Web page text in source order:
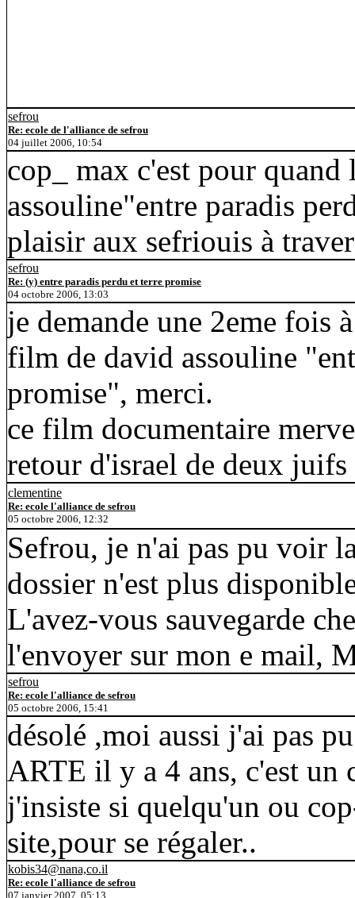
sefrou
Re: ecole de l'alliance de sefrou
04 juillet 2006, 10:54
cop_ max c'est pour
assouline"entre paradis
plaisir aux sefriouis à
sefrou
Re: (y) entre paradis perdu et terre promise
04 octobre 2006, 13:03
je demande une 2eme fois
film de david assouline
promise", merci.
ce film documentaire
retour d'israel de deux
clementine
Re: ecole l'alliance de sefrou
05 octobre 2006, 12:32
Sefrou, je n'ai pas pu voir
dossier n'est plus
L'avez-vous sauvegarde
l'envoyer sur mon e mail,
sefrou
Re: ecole l'alliance de sefrou
05 octobre 2006, 15:41
désolé ,moi aussi j'ai pas
ARTE il y a 4 ans, c'est un
j'insiste si quelqu'un ou
site,pour se régaler..
kobis34@nana,co.il
Re: ecole l'alliance de sefrou
07 janvier 2007, 05:13